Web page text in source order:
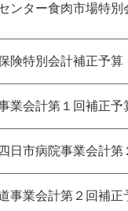
ンター食肉市場特別
険特別会計補正予算
業会計第１回補正予
日市病院事業会計第
事業会計第２回補正